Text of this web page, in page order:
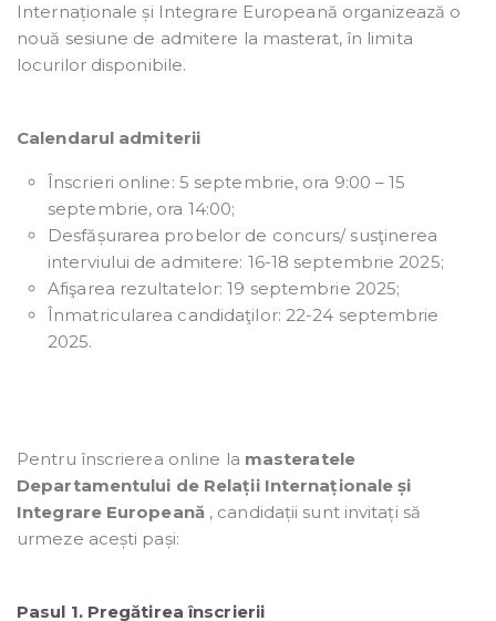
Internaționale și Integrare Europeană organizează o
nouă sesiune de admitere la masterat, în limita
locurilor disponibile.
Calendarul admiterii
Înscrieri online: 5 septembrie, ora 9:00 – 15
septembrie, ora 14:00;
Desfășurarea probelor de concurs/ susţinerea
interviului de admitere: 16-18 septembrie 2025;
Afişarea rezultatelor: 19 septembrie 2025;
Înmatricularea candidaţilor: 22-24 septembrie
2025.
Pentru înscrierea online la masteratele
Departamentului de Relații Internaționale și
Integrare Europeană , candidații sunt invitați să
urmeze acești pași:
Pasul 1. Pregătirea înscrierii